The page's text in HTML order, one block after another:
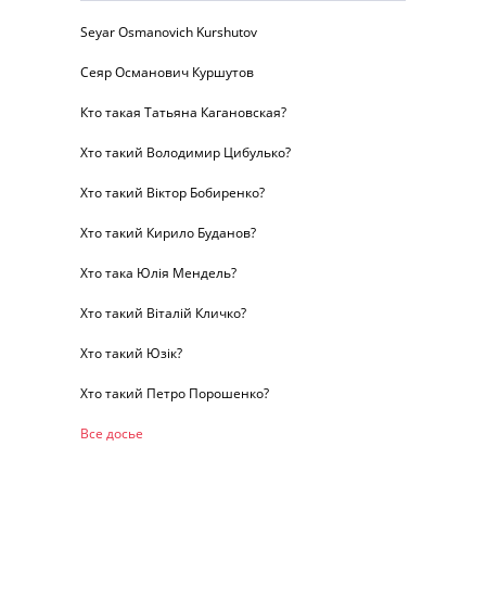
Seyar Osmanovich Kurshutov
Сеяр Османович Куршутов
Кто такая Татьяна Кагановская?
Хто такий Володимир Цибулько?
Хто такий Віктор Бобиренко?
Хто такий Кирило Буданов?
Хто така Юлія Мендель?
Хто такий Віталій Кличко?
Хто такий Юзік?
Хто такий Петро Порошенко?
Все досье